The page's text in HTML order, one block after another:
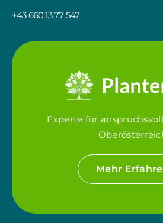
+43 660 13 77 547
Experte für
Mehr